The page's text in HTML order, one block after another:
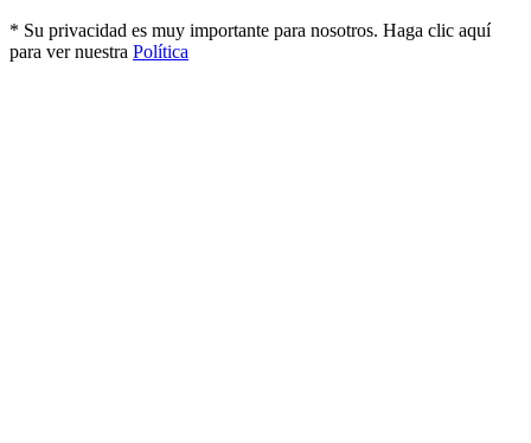
* Su privacidad es muy importante para nosotros. Haga clic aquí
para ver nuestra Política